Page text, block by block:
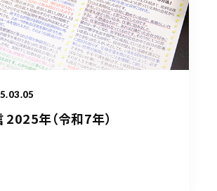
年（令和7年）